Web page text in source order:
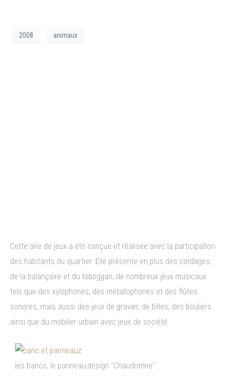
2008 animaux
Cette aire de jeux a été conçue et réalisée avec la participation
des habitants du quartier. Elle présente en plus des cordages,
de la balançoire et du toboggan, de nombreux jeux musicaux
tels que des xylophones, des métallophones et des flûtes
sonores, mais aussi des jeux de gravier, de billes, des bouliers
ainsi que du mobilier urbain avec jeux de société.
les bancs, le panneau,design "Chaudronne"...